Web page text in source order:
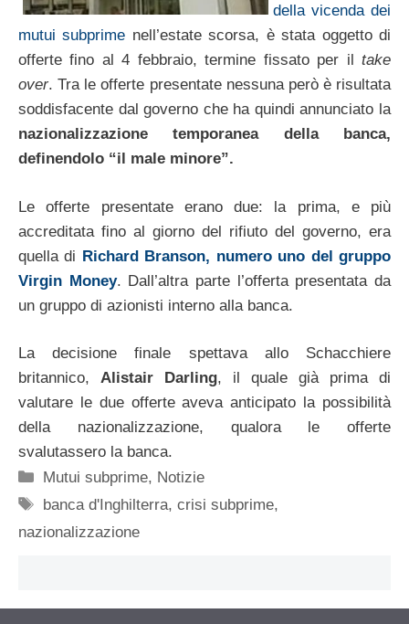
della vicenda dei
mutui subprime nell’estate scorsa, è stata oggetto di
offerte fino al 4 febbraio, termine fissato per il take
over. Tra le offerte presentate nessuna però è risultata
soddisfacente dal governo che ha quindi annunciato la
nazionalizzazione temporanea della banca,
definendolo “il male minore”.
Le offerte presentate erano due: la prima, e più
accreditata fino al giorno del rifiuto del governo, era
quella di Richard Branson, numero uno del gruppo
Virgin Money. Dall’altra parte l’offerta presentata da
un gruppo di azionisti interno alla banca.
La decisione finale spettava allo Schacchiere
britannico, Alistair Darling, il quale già prima di
valutare le due offerte aveva anticipato la possibilità
della nazionalizzazione, qualora le offerte
svalutassero la banca.
Categorie
Mutui subprime, Notizie
Tag
banca d'Inghilterra,crisi subprime,
nazionalizzazione